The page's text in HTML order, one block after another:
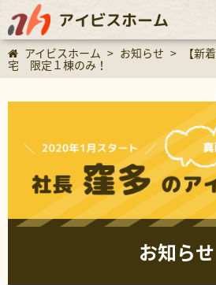
アイビスホーム
アイビスホーム > お知らせ > 【新
宅 限定１棟のみ！
お知らせ